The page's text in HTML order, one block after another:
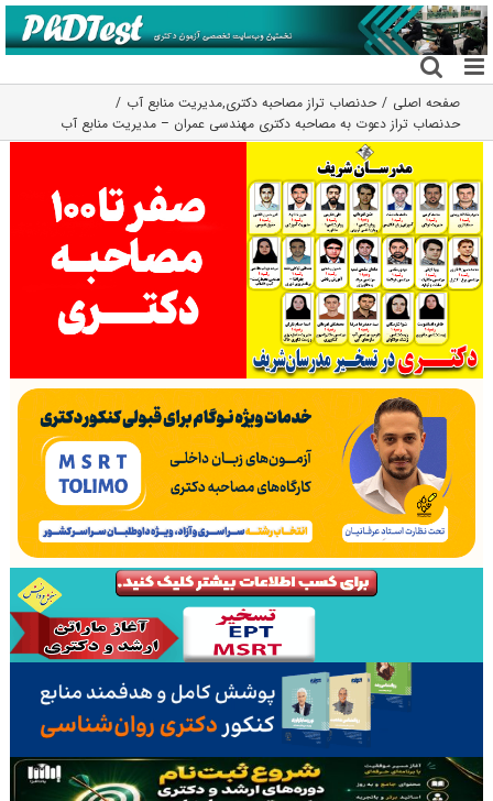
رفتن
به
محتوا
صفحه اصلی حدنصاب تراز مصاحبه دکتری,مدیریت منابع آب
حدنصاب تراز دعوت به مصاحبه دکتری مهندسی عمران – مدیریت منابع آب